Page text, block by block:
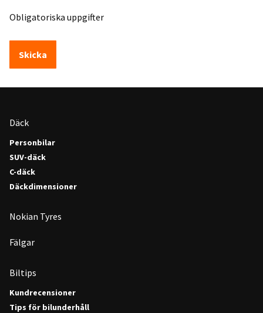
Obligatoriska uppgifter
Skicka
Däck
Personbilar
SUV-däck
C-däck
Däckdimensioner
Nokian Tyres
Fälgar
Biltips
Kundrecensioner
Tips för bilunderhåll